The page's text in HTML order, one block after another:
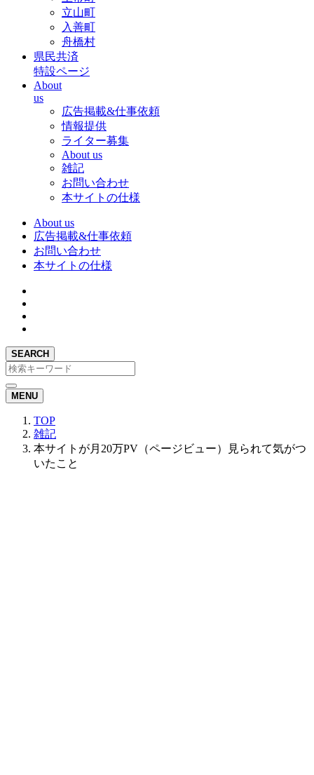
立山町
入善町
舟橋村
県民共済
特設ページ
About
us
広告掲載&仕事依頼
情報提供
ライター募集
About us
雑記
お問い合わせ
本サイトの仕様
About us
広告掲載&仕事依頼
お問い合わせ
本サイトの仕様
SEARCH
MENU
TOP
雑記
本サイトが月20万PV（ページビュー）見られて気がつ
いたこと